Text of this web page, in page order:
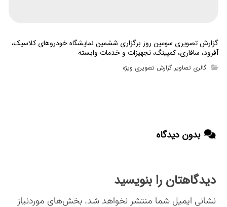
گزارش تصویری سومین روز برگزاری ششمین نمایشگاه خودروهای کلاسیک،
آفرود، سافاری، کمپینگ، تجهیزات و خدمات وابسته
گالری تصاویر,گزارش تصویری ویژه
بدون دیدگاه
دیدگاهتان را بنویسید
نشانی ایمیل شما منتشر نخواهد شد. بخش‌های موردنیاز